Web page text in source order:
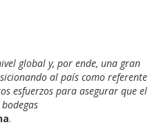
global y, por ende, una gran
al país como referente
esfuerzos para asegurar que el
.